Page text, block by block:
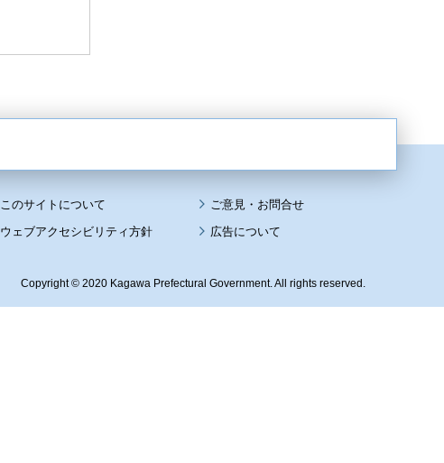
このサイトについて
ウェブアクセシビリティ方針 広告について
Copyright © 2020 Kagawa Prefectural Government. All rights reserved.